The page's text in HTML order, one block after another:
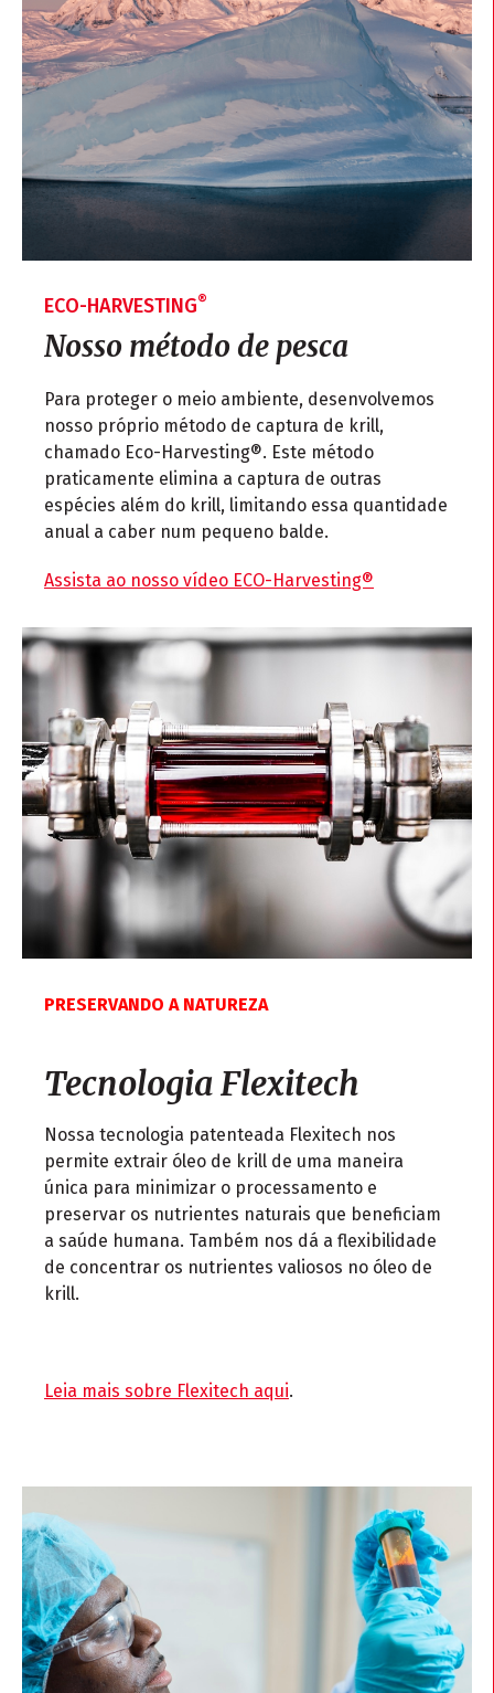
ECO-HARVESTING®
Nosso método de pesca
Para proteger o meio ambiente, desenvolvemos
nosso próprio método de captura de krill,
chamado Eco-Harvesting®. Este método
praticamente elimina a captura de outras
espécies além do krill, limitando essa quantidade
anual a caber num pequeno balde.
Assista ao nosso vídeo ECO-Harvesting®
PRESERVANDO A NATUREZA
Tecnologia Flexitech
Nossa tecnologia patenteada Flexitech nos
permite extrair óleo de krill de uma maneira
única para minimizar o processamento e
preservar os nutrientes naturais que beneficiam
a saúde humana. Também nos dá a flexibilidade
de concentrar os nutrientes valiosos no óleo de
krill.
Leia mais sobre Flexitech aqui.